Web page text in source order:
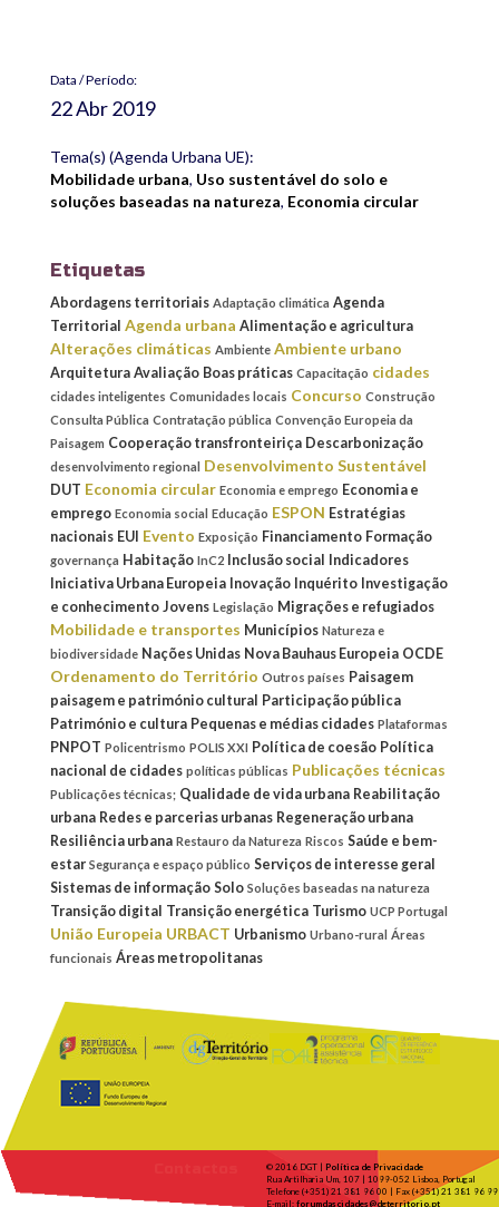
Data / Período:
22 Abr 2019
Tema(s) (Agenda Urbana UE):
Mobilidade urbana, Uso sustentável do solo e
soluções baseadas na natureza, Economia circular
Etiquetas
Abordagens territoriais Adaptação climática Agenda
Territorial Agenda urbana Alimentação e agricultura
Alterações climáticas Ambiente Ambiente urbano
Arquitetura Avaliação Boas práticas Capacitação cidades
cidades inteligentes Comunidades locais Concurso Construção
Consulta Pública Contratação pública Convenção Europeia da
Paisagem Cooperação transfronteiriça Descarbonização
desenvolvimento regional Desenvolvimento Sustentável
DUT Economia circular Economia e emprego Economia e
emprego Economia social Educação ESPON Estratégias
nacionais EUI Evento Exposição Financiamento Formação
governança Habitação InC2 Inclusão social Indicadores
Iniciativa Urbana Europeia Inovação Inquérito Investigação
e conhecimento Jovens Legislação Migrações e refugiados
Mobilidade e transportes Municípios Natureza e
biodiversidade Nações Unidas Nova Bauhaus Europeia OCDE
Ordenamento do Território Outros países Paisagem
paisagem e património cultural Participação pública
Património e cultura Pequenas e médias cidades Plataformas
PNPOT Policentrismo POLIS XXI Política de coesão Política
nacional de cidades políticas públicas Publicações técnicas
Publicações técnicas; Qualidade de vida urbana Reabilitação
urbana Redes e parcerias urbanas Regeneração urbana
Resiliência urbana Restauro da Natureza Riscos Saúde e bem-
estar Segurança e espaço público Serviços de interesse geral
Sistemas de informação Solo Soluções baseadas na natureza
Transição digital Transição energética Turismo UCP Portugal
União Europeia URBACT Urbanismo Urbano-rural Áreas
funcionais Áreas metropolitanas
© 2016 DGT | Política de Privacidade
Rua Artilharia Um, 107 | 1099-052 Lisboa, Portugal
Telefone (+351) 21 381 96 00 | Fax (+351) 21 381 96 99
E-mail: forumdascidades@dgterritorio.pt